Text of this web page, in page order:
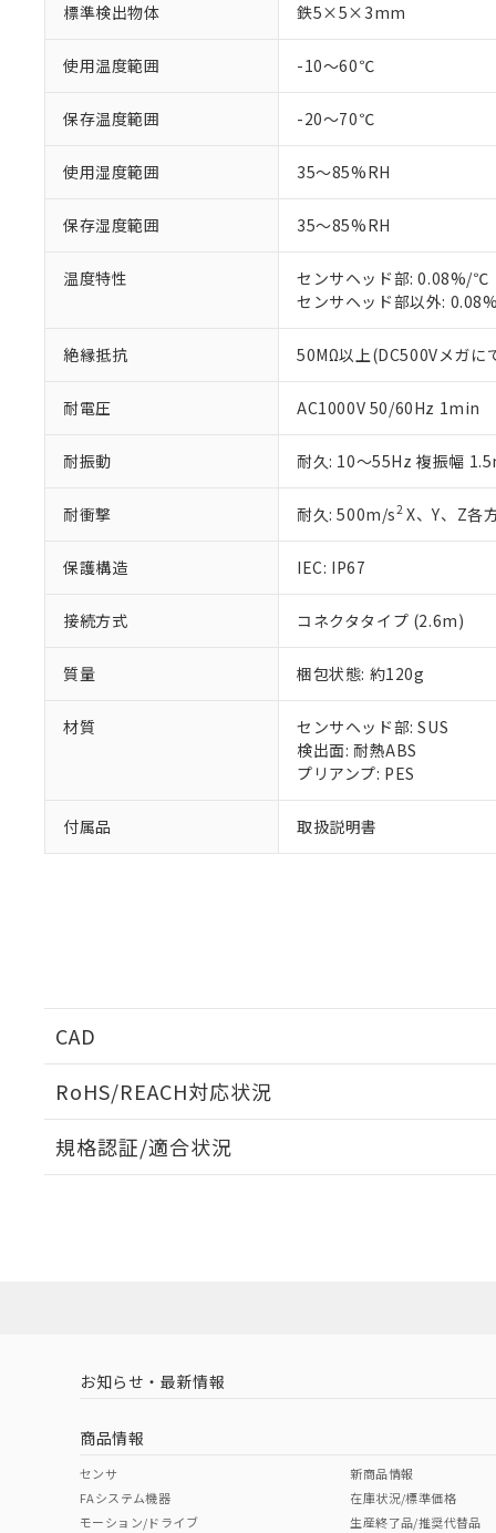
標準検出物体 鉄5×5×3mm
使用温度範囲 -10～60℃
保存温度範囲 -20～70℃
使用湿度範囲 35～85%RH
保存湿度範囲 35～85%RH
温度特性
センサヘッド部: 0.08%/℃
センサヘッド部以外:
絶縁抵抗 50MΩ以上(DC500Vメガに
耐電圧 AC1000V 50/60Hz 1min
耐振動 耐久: 10～55Hz 複振幅
耐衝撃 耐久: 500m/s2X、Y、Z各
保護構造 IEC: IP67
接続方式 コネクタタイプ (2.6m)
質量 梱包状態: 約120g
材質
センサヘッド部: SUS
検出面: 耐熱ABS
プリアンプ: PES
付属品 取扱説明書
CAD
RoHS/REACH対応状況
EU RoHS 注意事項・凡例
中国 RoHS 注意事項・凡例
中国 RoHS表
Pb Hg Cr(VI)
規格認証/適合状況
（イギリス
（ノルウェー
ご利用条件
以下の条件をお読
在庫状況お
い。
正式な納期
当社販売員に
オムロン制
在庫状況お
ている必要が
お客様が当
が、当社の
さい。
※当社の共同
調査・確認中：
非該当品：ライセ
仕入先様の事情に
があります。
六価クロム(Cr(Ⅵ))
ル（DBP） 1000ppm
但し、RoHS指令で産業
フタル酸エステル類の
※2 対応予定月
部品在庫の切り替
※3 非含有証明
下記の非含有証明
EU RoHS指令（
51物質の非含有証
混在することから
既に当社にて対応
り割愛しております
※1 中国
「×」：最大均質
「－」：未確認で
*中国RoHS10物質の基
Pb(鉛) :1000ppm、
Cr(Ⅵ)(六価クロム) :
DBP(フタル酸ジブチル
※2 環境保護使
「ｅ」：有害物質
「10」：通常の使
味します。
当社は貴社
置等に一切使
当社は、貴
また当社は
たしません。
記
号
○ 一定数
△ 一定数に
－
在庫な
機器販
空
白
受注生
お知らせ・最新情報
商品情報
センサ
FAシステム機器
モーション/ドライブ
新商品情報
在庫状況/標準価格
生産終了品/推奨代替品